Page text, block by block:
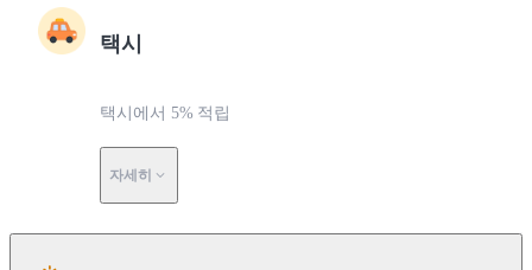
택시
택시에서 5% 적립
자세히